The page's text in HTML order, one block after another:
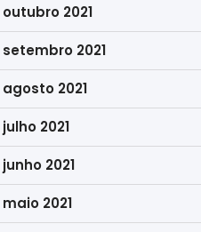
outubro 2021
setembro 2021
agosto 2021
julho 2021
junho 2021
maio 2021